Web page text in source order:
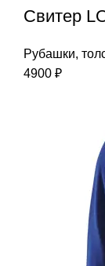
Свитер
Рубашки,
4900 ₽